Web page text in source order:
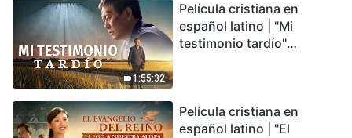
1:55:32
Película cristiana en
español latino | "Mi
testimonio tardío"
conmovedor
Película cristiana en
español latino | "El